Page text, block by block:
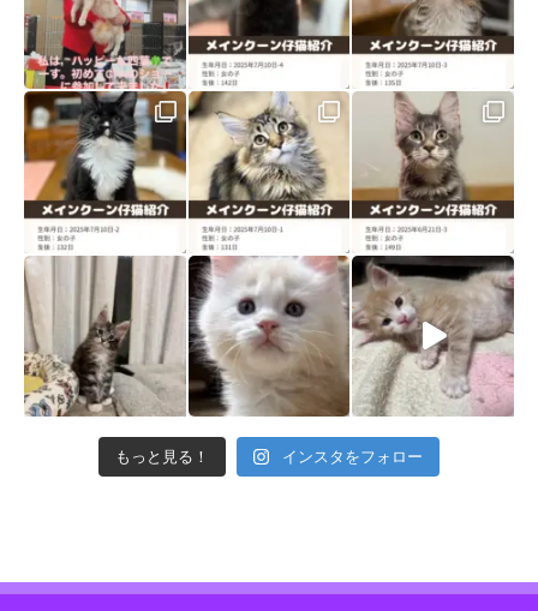
もっと見る！ インスタをフォロー